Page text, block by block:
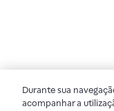
Durante sua
acompanhar a